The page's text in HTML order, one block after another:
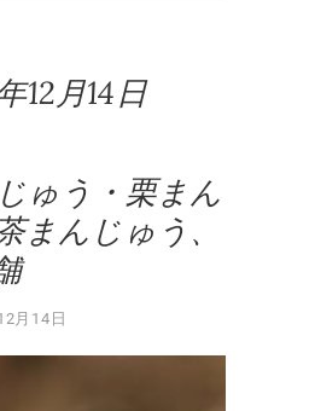
12月14日
ゅう・栗まん
まんじゅう、
月14日